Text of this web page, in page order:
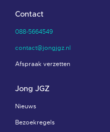
Contact
088-5664549
contact@jongjgz.nl
Afspraak verzetten
Jong JGZ
Nieuws
Bezoekregels